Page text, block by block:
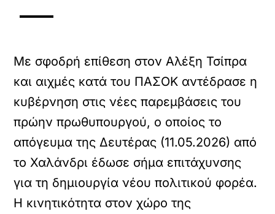
Με σφοδρή επίθεση στον Αλέξη Τσίπρα
και αιχμές κατά του ΠΑΣΟΚ αντέδρασε η
κυβέρνηση στις νέες παρεμβάσεις του
πρώην πρωθυπουργού, ο οποίος το
απόγευμα της Δευτέρας (11.05.2026) από
το Χαλάνδρι έδωσε σήμα επιτάχυνσης
για τη δημιουργία νέου πολιτικού φορέα.
Η κινητικότητα στον χώρο της